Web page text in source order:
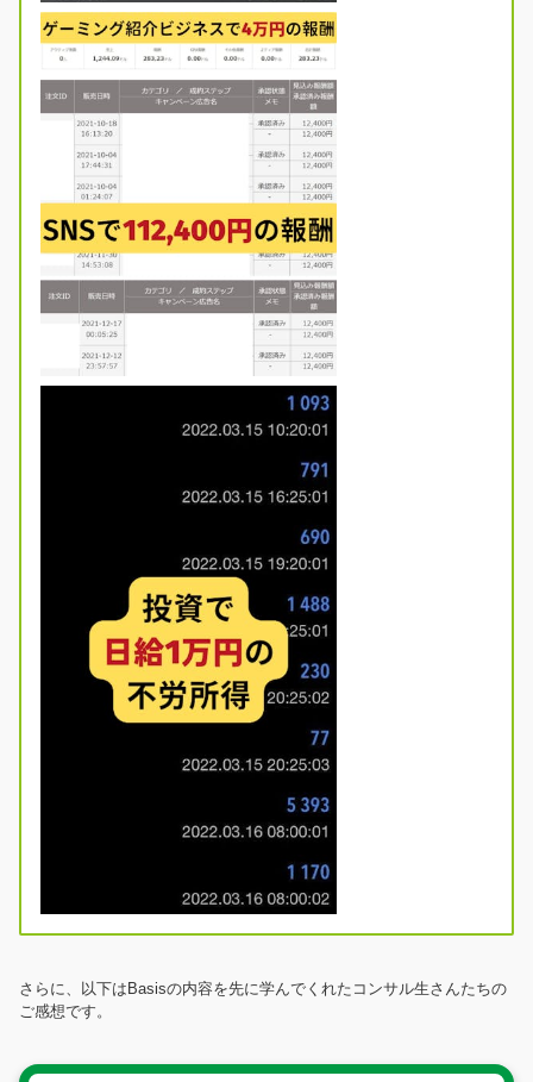
さらに、以下はBasisの内容を先に学んでくれたコンサル生さんたちの
ご感想です。